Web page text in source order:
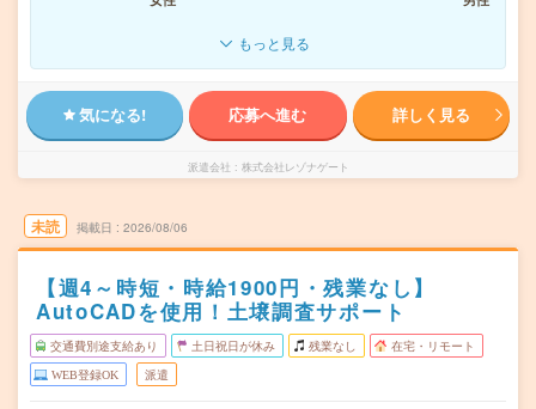
もっと見る
気になる! 応募へ進む 詳しく見る
派遣会社 株式会社レゾナゲート
未読 掲載日 2026/08/06
【週4～時短・時給1900円・残業なし】
AutoCADを使用！土壌調査サポート
交通費別途支給あり 土日祝日が休み 残業なし 在宅・リモート
WEB登録OK 派遣